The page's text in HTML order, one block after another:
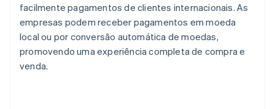
facilmente pagamentos de clientes internacionais. As
empresas podem receber pagamentos em moeda
local ou por conversão automática de moedas,
promovendo uma experiência completa de compra e
venda.